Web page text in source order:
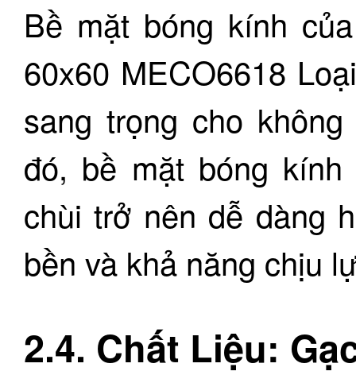
Bề mặt bóng kính
60x60 MECO6618
sang trọng cho
đó, bề mặt bóng
chùi trở nên dễ dàng
bền và khả năng chịu
2.4. Chất Liệu: